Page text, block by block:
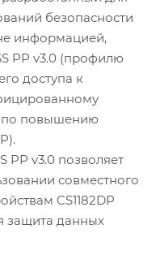
безопасности
информацией,
PP v3.0 (профилю
доступа к
по повышению
PP v3.0 позволяет
совместного
CS1182DP
защита данных